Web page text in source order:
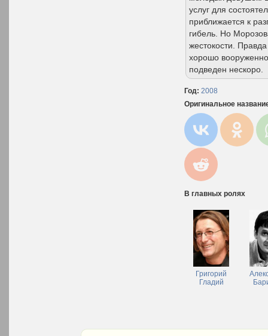
услуг для
приближается к
гибель. Но
жестокости.
хорошо
подведен нескоро.
Год: 2008
Оригинальное
В главных ролях
Григорий
Гладий